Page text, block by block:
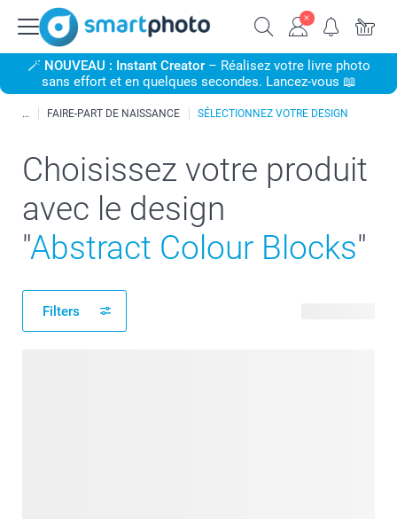
🪄 NOUVEAU : Instant Creator– Réalisez votre livre photo
sans effort et en quelques secondes. Lancez-vous 📖
FAIRE-PART DE NAISSANCE SÉLECTIONNEZ VOTRE DESIGN
Choisissez votre produit
avec le design
"Abstract Colour Blocks"
Filters